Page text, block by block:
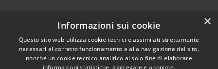
Copyright © 2024 •
×
Informazioni sui cookie
Questo sito web utilizza cookie tecnici e assimilati strettamente
necessari al corretto funzionamento e alla navigazione del sito,
nonché un cookie tecnico analitico al solo fine di elaborare
informazioni statistiche, aggregate e anonime.